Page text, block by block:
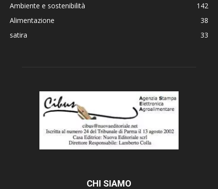
Ambiente e sostenibilità
142
Alimentazione
38
satira
33
CHI SIAMO